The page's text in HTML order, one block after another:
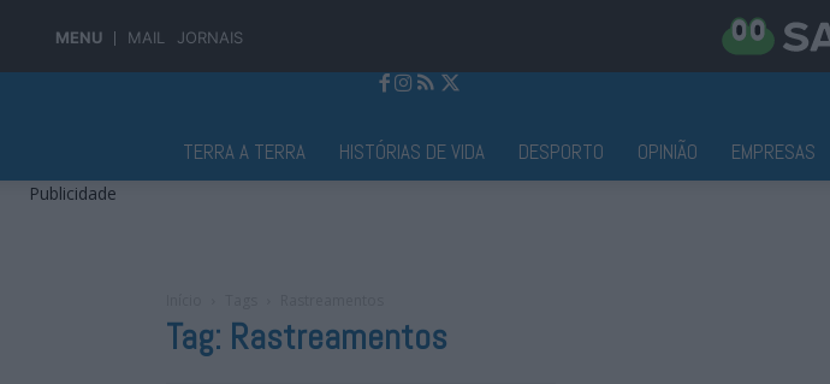
MENU MAIL JORNAIS
TERRA A TERRA HISTÓRIAS DE VIDA DESPORTO OPINIÃO EMPRESAS
Publicidade
Tag: Rastreamentos